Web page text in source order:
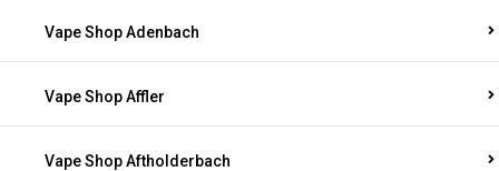
Vape Shop Adenbach
Vape Shop Affler
Vape Shop Aftholderbach